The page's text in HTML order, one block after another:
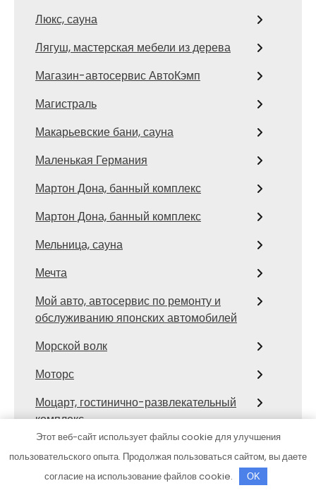
Люкс, сауна
Лягуш, мастерская мебели из дерева
Магазин-автосервис АвтоКэмп
Магистраль
Макарьевские бани, сауна
Маленькая Германия
Мартон Дона, банный комплекс
Мартон Дона, банный комплекс
Мельница, сауна
Мечта
Мой авто, автосервис по ремонту и
обслуживанию японских автомобилей
Морской волк
Моторс
Моцарт, гостинично-развлекательный
комплекс
На Донгузской, сауна
На Крупской, автомойка
Этот веб-сайт использует файлы cookie для улучшения
пользовательского опыта. Продолжая пользоваться сайтом, вы даете
согласие на использование файлов cookie.
OK